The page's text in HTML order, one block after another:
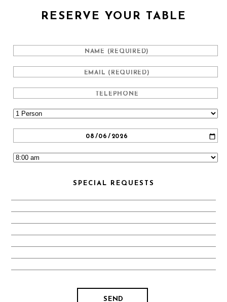
RESERVE YOUR TABLE
SPECIAL REQUESTS